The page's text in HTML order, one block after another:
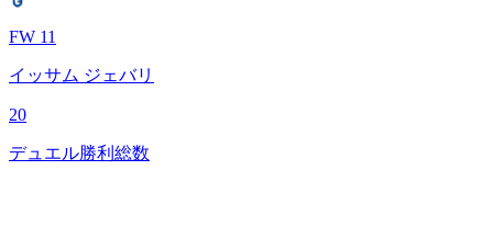
FW 11
イッサム ジェバリ
20
デュエル勝利総数